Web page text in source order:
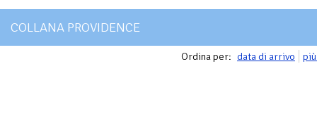
COLLANA PROVIDENCE
Ordina per: data di arrivo